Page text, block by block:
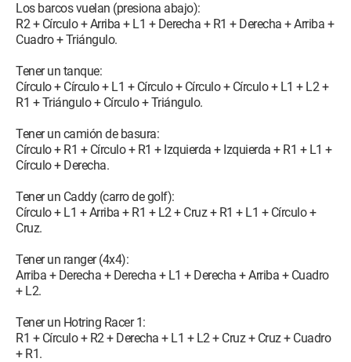
Los barcos vuelan (presiona abajo):
R2 + Círculo + Arriba + L1 + Derecha + R1 + Derecha + Arriba +
Cuadro + Triángulo.
Tener un tanque:
Círculo + Círculo + L1 + Círculo + Círculo + Círculo + L1 + L2 +
R1 + Triángulo + Círculo + Triángulo.
Tener un camión de basura:
Círculo + R1 + Círculo + R1 + Izquierda + Izquierda + R1 + L1 +
Círculo + Derecha.
Tener un Caddy (carro de golf):
Círculo + L1 + Arriba + R1 + L2 + Cruz + R1 + L1 + Círculo +
Cruz.
Tener un ranger (4x4):
Arriba + Derecha + Derecha + L1 + Derecha + Arriba + Cuadro
+ L2.
Tener un Hotring Racer 1:
R1 + Círculo + R2 + Derecha + L1 + L2 + Cruz + Cruz + Cuadro
+ R1.